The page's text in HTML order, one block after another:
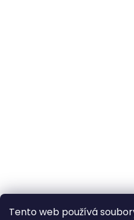
Tento web používá